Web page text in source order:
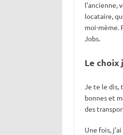
l’ancienne,
locataire,
moi-même.
Jobs.
Le choix
Je te le dis,
bonnes et
des
Une fois,